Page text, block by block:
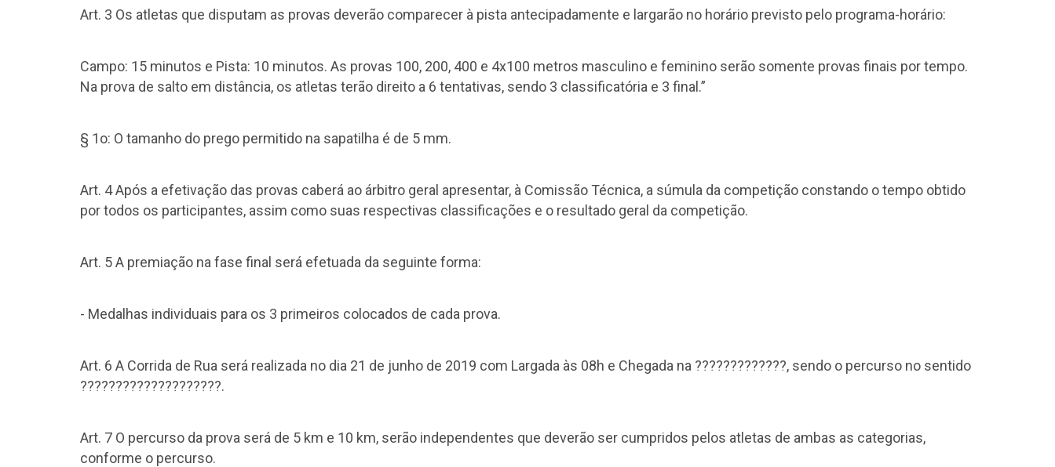
Art. 3 Os atletas que disputam as provas deverão comparecer à pista antecipadamente e largarão no horário previsto pelo programa-horário:
Campo: 15 minutos e Pista: 10 minutos. As provas 100, 200, 400 e 4x100 metros masculino e feminino serão somente provas finais por tempo.
Na prova de salto em distância, os atletas terão direito a 6 tentativas, sendo 3 classificatória e 3 final.”
§ 1o: O tamanho do prego permitido na sapatilha é de 5 mm.
Art. 4 Após a efetivação das provas caberá ao árbitro geral apresentar, à Comissão Técnica, a súmula da competição constando o tempo obtido
por todos os participantes, assim como suas respectivas classificações e o resultado geral da competição.
Art. 5 A premiação na fase final será efetuada da seguinte forma:
- Medalhas individuais para os 3 primeiros colocados de cada prova.
Art. 6 A Corrida de Rua será realizada no dia 21 de junho de 2019 com Largada às 08h e Chegada na ?????????????, sendo o percurso no sentido
????????????????????.
Art. 7 O percurso da prova será de 5 km e 10 km, serão independentes que deverão ser cumpridos pelos atletas de ambas as categorias,
conforme o percurso.